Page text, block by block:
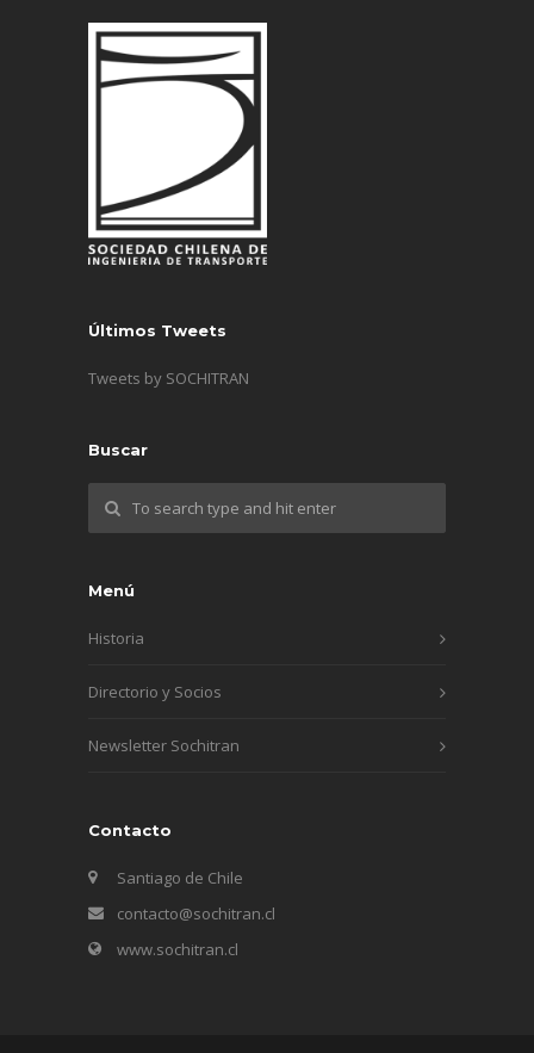
Últimos Tweets
Tweets by SOCHITRAN
Buscar
Menú
Historia
Directorio y Socios
Newsletter Sochitran
Contacto
Santiago de Chile
contacto@sochitran.cl
www.sochitran.cl